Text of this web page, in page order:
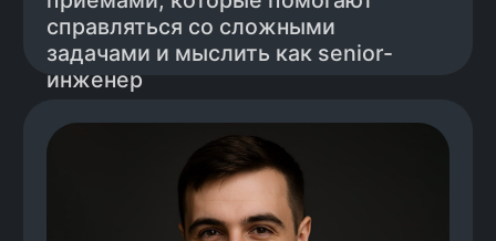
мониторинг, наблюдаемость,
долгосрочная поддержка
Production mindset с LLM -
объективные подходы к оценке
работы
Измерение и контроль качества -